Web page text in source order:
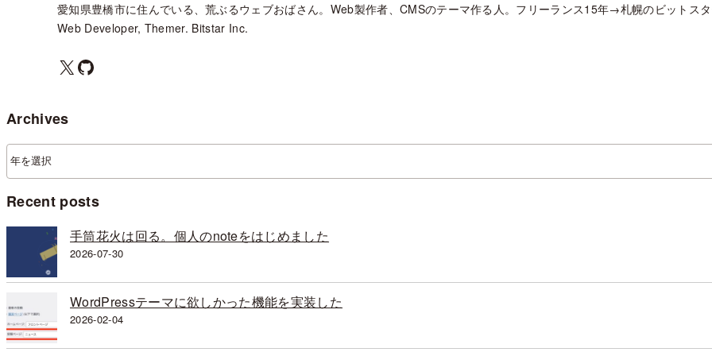
愛知県豊橋市に住んでいる、荒ぶるウェブおばさん。Web製作者、CMSのテーマ作る人。フリーランス15年→札幌のビットスタ
Web Developer, Themer. Bitstar Inc.
X GitHub
Archives
ア
ー
イ
ブ
Recent posts
手筒花火は回る。個人のnoteをはじめました
2026-07-30
WordPressテーマに欲しかった機能を実装した
2026-02-04